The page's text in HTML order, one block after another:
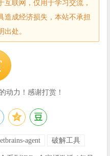
联网，仅用于学习交流，
造成经济损失，本站不承担
处。
动力！感谢打赏！
agent 破解工具